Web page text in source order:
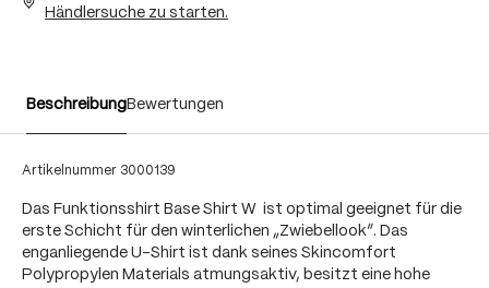
Händlersuche zu starten.
BeschreibungBewertungen
Artikelnummer 3000139
Das Funktionsshirt Base Shirt W ist optimal geeignet für die
erste Schicht für den winterlichen „Zwiebellook“. Das
enganliegende U-Shirt ist dank seines Skincomfort
Polypropylen Materials atmungsaktiv, besitzt eine hohe